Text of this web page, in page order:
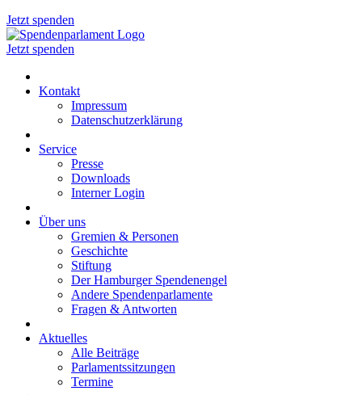
Jetzt spenden
Jetzt spenden
Kontakt
Impressum
Datenschutzerklärung
Service
Presse
Downloads
Interner Login
Über uns
Gremien & Personen
Geschichte
Stiftung
Der Hamburger Spendenengel
Andere Spendenparlamente
Fragen & Antworten
Aktuelles
Alle Beiträge
Parlamentssitzungen
Termine